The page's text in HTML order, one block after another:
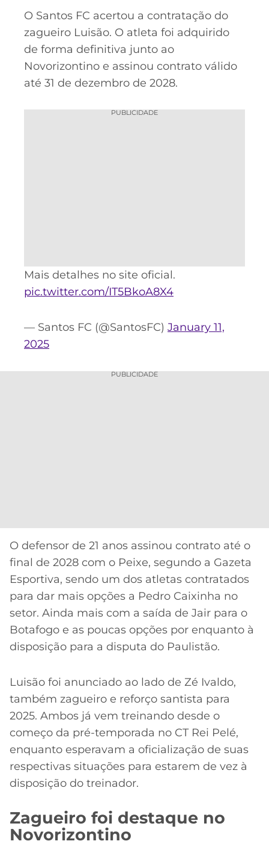
Acesse o perfil do autor
no Twitter
O Santos FC acertou a contratação do
zagueiro Luisão. O atleta foi adquirido
de forma definitiva junto ao
Novorizontino e assinou contrato válido
até 31 de dezembro de 2028.
PUBLICIDADE
Mais detalhes no site oficial.
pic.twitter.com/IT5BkoA8X4
— Santos FC (@SantosFC) January 11,
2025
PUBLICIDADE
O defensor de 21 anos assinou contrato até o
final de 2028 com o Peixe, segundo a Gazeta
Esportiva, sendo um dos atletas contratados
para dar mais opções a Pedro Caixinha no
setor. Ainda mais com a saída de Jair para o
Botafogo e as poucas opções por enquanto à
disposição para a disputa do Paulistão.
Luisão foi anunciado ao lado de Zé Ivaldo,
também zagueiro e reforço santista para
2025. Ambos já vem treinando desde o
começo da pré-temporada no CT Rei Pelé,
enquanto esperavam a oficialização de suas
respectivas situações para estarem de vez à
disposição do treinador.
Zagueiro foi destaque no
Novorizontino